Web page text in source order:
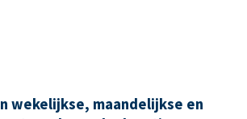
wekelijkse, maandelijkse en